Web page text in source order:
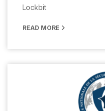
Lockbit
READ MORE